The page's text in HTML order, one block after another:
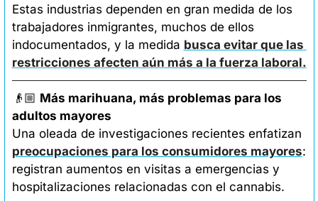
Estas industrias dependen en gran medida de los
trabajadores inmigrantes, muchos de ellos
indocumentados, y la medida busca evitar que las
restricciones afecten aún más a la fuerza laboral.
👴🏼 Más marihuana, más problemas para los
adultos mayores
preocupaciones para los consumidores mayores:
registran aumentos en visitas a emergencias y
hospitalizaciones relacionadas con el cannabis.